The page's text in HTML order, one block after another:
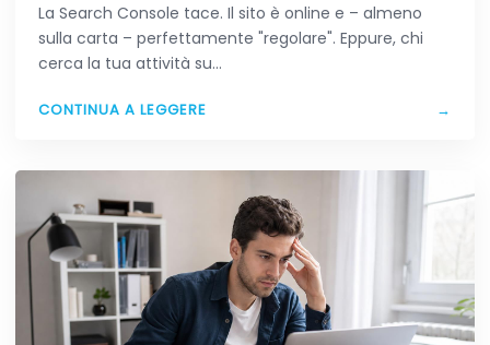
La Search Console tace. Il sito è online e – almeno
sulla carta – perfettamente "regolare". Eppure, chi
cerca la tua attività su…
CONTINUA A LEGGERE →